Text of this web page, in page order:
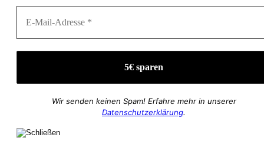
Wir senden keinen Spam! Erfahre mehr in unserer
Datenschutzerklärung.